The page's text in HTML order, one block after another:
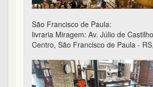
São Francisco de Paula:
livraria Miragem: Av. Júlio de
Centro, São Francisco de Paula -